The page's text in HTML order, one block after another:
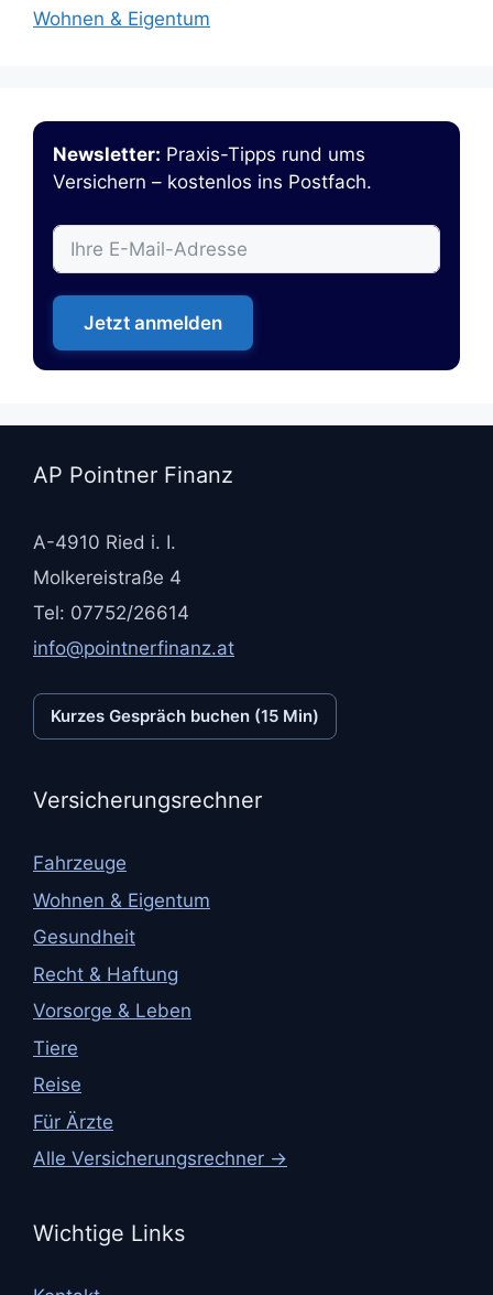
Wohnen & Eigentum
Newsletter: Praxis-Tipps rund ums
Versichern – kostenlos ins Postfach.
Jetzt anmelden
AP Pointner Finanz
A-4910 Ried i. I.
Molkereistraße 4
Tel: 07752/26614
info@pointnerfinanz.at
Kurzes Gespräch buchen (15 Min)
Versicherungsrechner
Fahrzeuge
Wohnen & Eigentum
Gesundheit
Recht & Haftung
Vorsorge & Leben
Tiere
Reise
Für Ärzte
Alle Versicherungsrechner →
Wichtige Links